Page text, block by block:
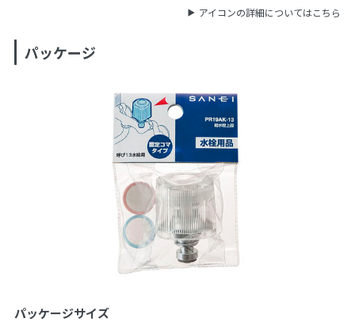
アイコンの詳細についてはこちら
パッケージ
パッケージサイズ